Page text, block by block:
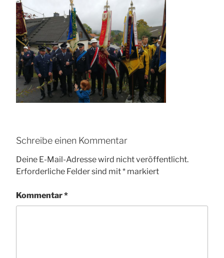
Schreibe einen Kommentar
Deine E-Mail-Adresse wird nicht veröffentlicht.
Erforderliche Felder sind mit* markiert
Kommentar*